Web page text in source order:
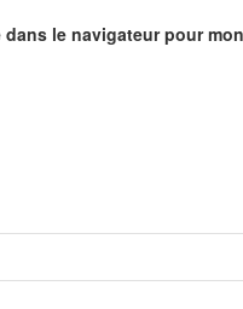
le navigateur pour